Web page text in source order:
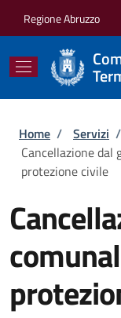
Regione Abruzzo
Briciole
Home / Servizi /
Cancellazione dal
protezione civile